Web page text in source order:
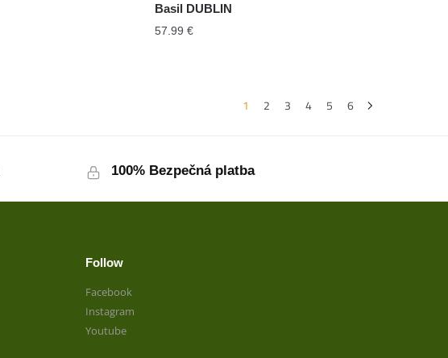
Basil DUBLIN
57.99€
1 2 3 4 5 6
100% Bezpečná platba
Follow
Facebook
Instagram
Youtube